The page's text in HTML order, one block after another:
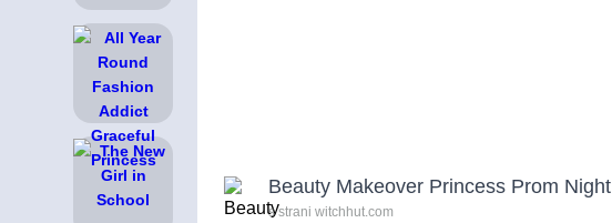
Beauty Makeover Princess Prom Night
s strani witchhut.com